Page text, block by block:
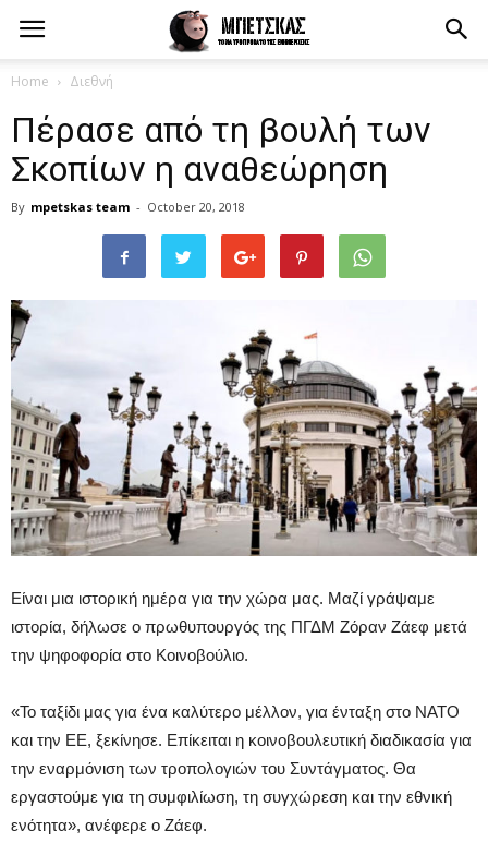
Home Διεθνή
Πέρασε από τη βουλή των
Σκοπίων η αναθεώρηση
By mpetskas team - October 20, 2018
Είναι μια ιστορική ημέρα για την χώρα μας. Μαζί γράψαμε
ιστορία, δήλωσε ο πρωθυπουργός της ΠΓΔΜ Ζόραν Ζάεφ μετά
την ψηφοφορία στο Κοινοβούλιο.
«Το ταξίδι μας για ένα καλύτερο μέλλον, για ένταξη στο ΝΑΤΟ
και την ΕΕ, ξεκίνησε. Επίκειται η κοινοβουλευτική διαδικασία για
την εναρμόνιση των τροπολογιών του Συντάγματος. Θα
εργαστούμε για τη συμφιλίωση, τη συγχώρεση και την εθνική
ενότητα», ανέφερε ο Ζάεφ.